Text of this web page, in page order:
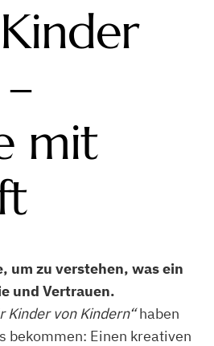
mit
um zu verstehen, was ein
und Vertrauen.
Kinder von Kindern“haben
bekommen: Einen kreativen